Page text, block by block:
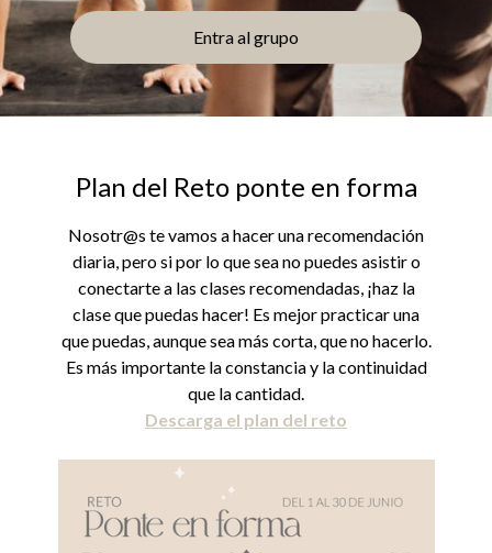
Entra al grupo
Plan del Reto ponte en forma
Nosotr@s te vamos a hacer una recomendación
diaria, pero si por lo que sea no puedes asistir o
conectarte a las clases recomendadas, ¡haz la
clase que puedas hacer! Es mejor practicar una
que puedas, aunque sea más corta, que no hacerlo.
Es más importante la constancia y la continuidad
que la cantidad.
Descarga el plan del reto